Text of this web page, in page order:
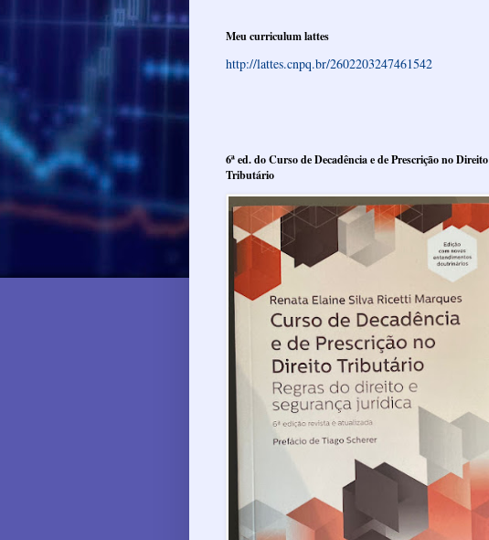
Meu curriculum lattes
http://lattes.cnpq.br/2602203247461542
6ª ed. do Curso de Decadência e de Prescrição no Direito
Tributário